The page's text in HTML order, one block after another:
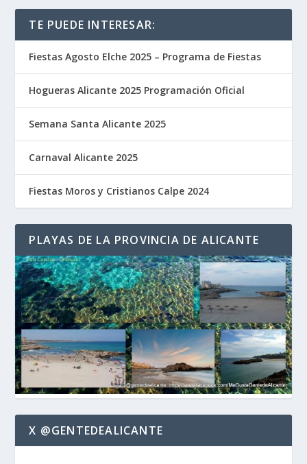
TE PUEDE INTERESAR:
Fiestas Agosto Elche 2025 – Programa de Fiestas
Hogueras Alicante 2025 Programación Oficial
Semana Santa Alicante 2025
Carnaval Alicante 2025
Fiestas Moros y Cristianos Calpe 2024
PLAYAS DE LA PROVINCIA DE ALICANTE
X @GENTEDEALICANTE